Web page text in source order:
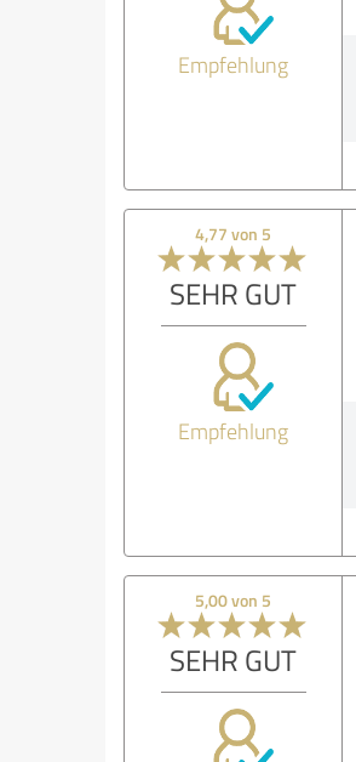
Empfehlung
4,77 von 5
SEHR GUT
Empfehlung
5,00 von 5
SEHR GUT